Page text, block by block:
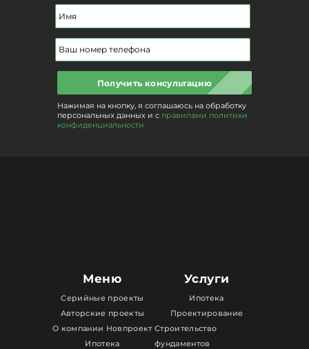
Получить консультацию
Нажимая на кнопку, я соглашаюсь на обработку
персональных данных и с правилами политики
конфиденциальности
Меню
Серийные проекты
Авторские проекты
О компании Новпроект
Ипотека
Услуги
Ипотека
Проектирование
Строительство
фундаментов